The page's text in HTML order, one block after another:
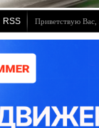
RSS Приветствую Вас